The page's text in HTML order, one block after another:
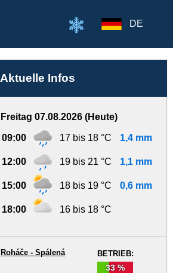
DE
Aktuelle Infos
Freitag 07.08.2026 (Heute)
09:00 17 bis 18 °C 1,4 mm
12:00 19 bis 21 °C 1,1 mm
15:00 18 bis 19 °C 0,6 mm
18:00 16 bis 18 °C
BETRIEB:
33 %
Roháče - Spálená